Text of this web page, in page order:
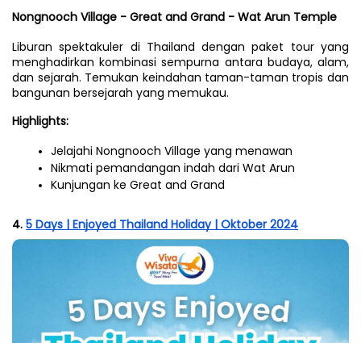
Nongnooch Village - Great and Grand - Wat Arun Temple
Liburan spektakuler di Thailand dengan paket tour yang
menghadirkan kombinasi sempurna antara budaya, alam,
dan sejarah. Temukan keindahan taman-taman tropis dan
bangunan bersejarah yang memukau.
Highlights:
Jelajahi Nongnooch Village yang menawan
Nikmati pemandangan indah dari Wat Arun
Kunjungan ke Great and Grand
4. 5 Days | Enjoyed Thailand Holiday | Oktober 2024